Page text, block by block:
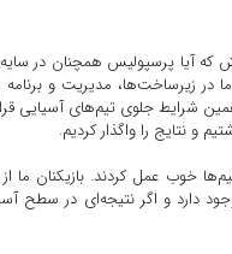
آیا پرسپولیس همچنان در سایه
ما در زیرساخت‌ها، مدیریت و
شرایط جلوی تیم‌های آسیایی
و نتایج را واگذار کردیم.
خوب عمل کردند. بازیکنان ما از
دارد و اگر نتیجه‌ای در سطح